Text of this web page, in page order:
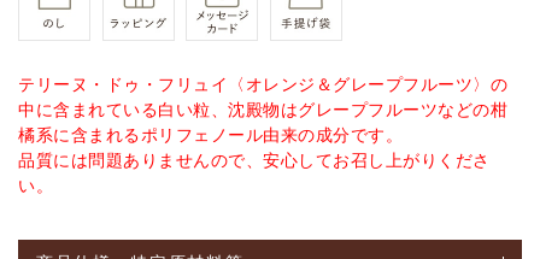
テリーヌ・ドゥ・フリュイ〈オレンジ＆グレープフルーツ〉の
中に含まれている白い粒、沈殿物はグレープフルーツなどの柑
橘系に含まれるポリフェノール由来の成分です。
品質には問題ありませんので、安心してお召し上がりくださ
い。